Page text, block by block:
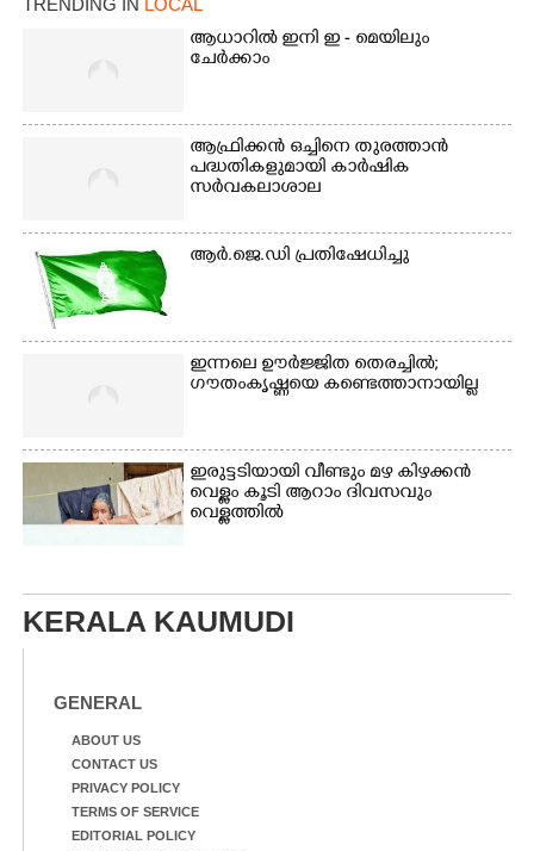
മത്സരത്തിനിടെ സിന്തറ്റിക്
ട്രാക്കിന് കുറുകെ ഓടുന്ന
TRENDING IN LOCAL
ആധാറിൽ ഇനി ഇ - മെയിലും
ചേർക്കാം
ആഫ്രിക്കൻ ഒച്ചിനെ തുരത്താൻ
പദ്ധതികളുമായി കാർഷിക
സർവകലാശാല
ആർ.ജെ.ഡി പ്രതിഷേധിച്ചു
ഇന്നലെ ഊർജ്ജിത തെരച്ചിൽ;
ഗൗതംകൃഷ്ണയെ കണ്ടെത്താനായില്ല
ഇരുട്ടടിയായി വീണ്ടും മഴ കിഴക്കൻ
വെള്ളം കൂടി ആറാം ദിവസവും
വെള്ളത്തിൽ
KERALA KAUMUDI
GENERAL
ABOUT US
CONTACT US
PRIVACY POLICY
TERMS OF SERVICE
EDITORIAL POLICY